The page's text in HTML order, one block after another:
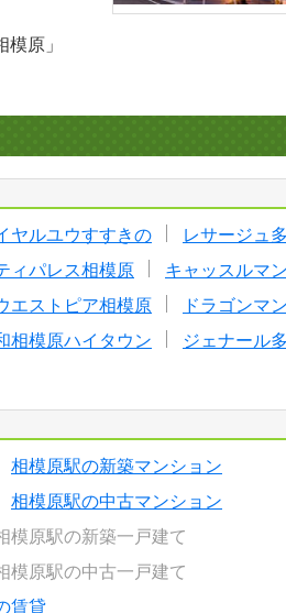
模原」
ヤルユウすすきの レサージュ
ィパレス相模原 キャッスルマ
エストピア相模原
ドラゴンマ
相模原ハイタウン ジェナール
相模原駅の新築マンション
相模原駅の中古マンション
模原駅の新築一戸建て
模原駅の中古一戸建て
賃貸